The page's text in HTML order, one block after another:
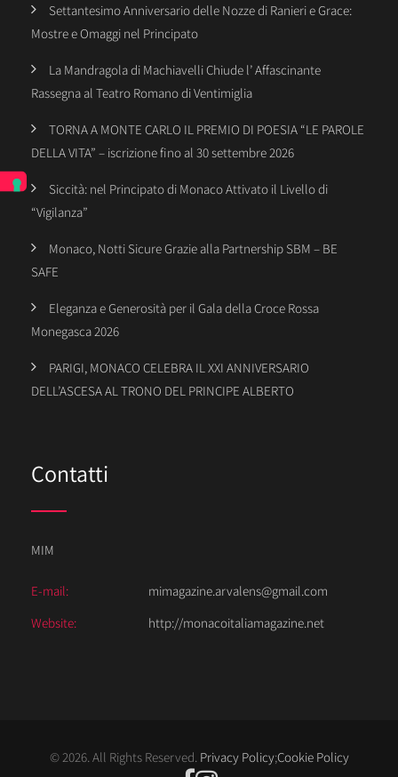
Settantesimo Anniversario delle Nozze di Ranieri e Grace:
Mostre e Omaggi nel Principato
La Mandragola di Machiavelli Chiude l’ Affascinante
Rassegna al Teatro Romano di Ventimiglia
TORNA A MONTE CARLO IL PREMIO DI POESIA “LE PAROLE
DELLA VITA” – iscrizione fino al 30 settembre 2026
Siccità: nel Principato di Monaco Attivato il Livello di
“Vigilanza”
Monaco, Notti Sicure Grazie alla Partnership SBM – BE
SAFE
Eleganza e Generosità per il Gala della Croce Rossa
Monegasca 2026
PARIGI, MONACO CELEBRA IL XXI ANNIVERSARIO
DELL’ASCESA AL TRONO DEL PRINCIPE ALBERTO
Contatti
MIM
E-mail:
mimagazine.arvalens@gmail.com
Website:
http://monacoitaliamagazine.net
© 2026. All Rights Reserved. Privacy Policy;Cookie Policy